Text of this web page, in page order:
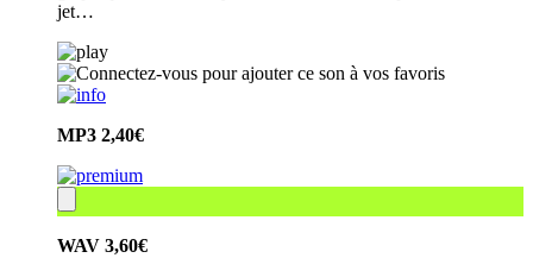
jet…
MP3 2,40€
WAV 3,60€